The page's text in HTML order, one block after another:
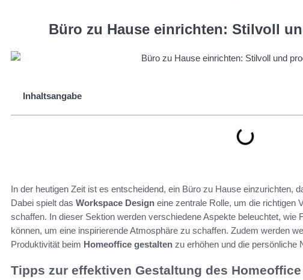
Büro zu Hause einrichten: Stilvoll
Inhaltsangabe
In der heutigen Zeit ist es entscheidend, ein Büro zu Hause einzurichten,
Dabei spielt das Workspace Design eine zentrale Rolle, um die richtigen
schaffen. In dieser Sektion werden verschiedene Aspekte beleuchtet, wie
können, um eine inspirierende Atmosphäre zu schaffen. Zudem werden
Produktivität beim Homeoffice gestalten zu erhöhen und die persönliche
Tipps zur effektiven Gestaltung des Homeoffice